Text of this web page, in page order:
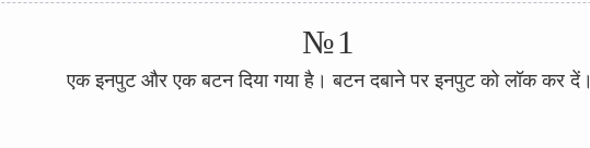
№1
एक इनपुट और एक बटन दिया गया है। बटन दबाने पर इनपुट को लॉक कर दें।